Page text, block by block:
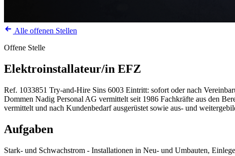
Alle offenen Stellen
Offene Stelle
Elektroinstallateur/in EFZ
Ref. 1033851 Try-and-Hire Sins 6003 Eintritt: sofort oder nach
Dommen Nadig Personal AG vermittelt seit 1986 Fachkräfte aus den
vermittelt und nach Kundenbedarf ausgerüstet sowie aus- und
Aufgaben
Stark- und Schwachstrom - Installationen in Neu- und Umbauten,